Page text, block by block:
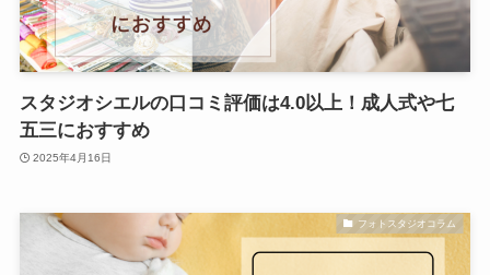
スタジオシエルの口コミ評価は4.0以上！成人式や七
五三におすすめ
2025年4月16日
フォトスタジオコラム